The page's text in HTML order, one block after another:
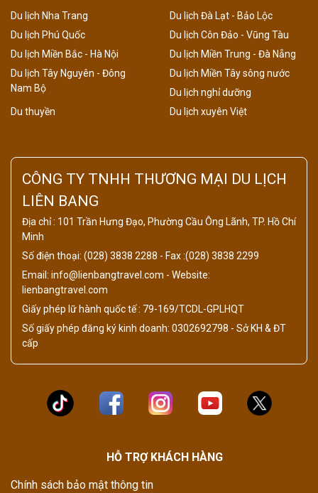
Du lịch Nha Trang
Du lịch Đà Lạt - Bảo Lộc
Du lịch Phú Quốc
Du lịch Côn Đảo - Vũng Tàu
Du lịch Miền Bắc - Hà Nội
Du lịch Miền Trung - Đà Nẵng
Du lịch Tây Nguyên - Đông
Nam Bộ
Du lịch Miền Tây sông nước
Du lịch nghỉ dưỡng
Du thuyền
Du lịch xuyên Việt
CÔNG TY TNHH THƯƠNG MẠI DU LỊCH
LIÊN BANG
Địa chỉ : 101 Trần Hưng Đạo, Phường Cầu Ông Lãnh, TP. Hồ Chí
Minh
Số điện thoại: (028) 3838 2288 - Fax :(028) 3838 2299
Email: info@lienbangtravel.com - Website:
lienbangtravel.com
Giấy phép lữ hành quốc tế : 79-169/TCDL-GPLHQT
Số giấy phép đăng ký kinh doanh: 0302692798 - Sở KH & ĐT
cấp
HỖ TRỢ KHÁCH HÀNG
Chính sách bảo mật thông tin